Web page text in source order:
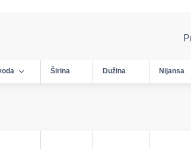
Širina Dužina Nijansa